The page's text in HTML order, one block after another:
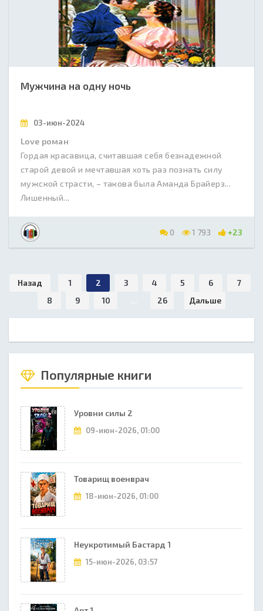
Мужчина на одну ночь
03-июн-2024
Love роман
Гордая красавица, считавшая себя безнадежной
старой девой и мечтавшая хоть раз познать силу
мужской страсти, – такова была Аманда Брайерз...
Лишенный...
0 1 793 +23
Назад 1 2 3 4 5 6
7
8
9 10 26 Дальше
Популярные книги
Уровни силы 2
09-июн-2026, 01:00
Товарищ военврач
18-июн-2026, 01:00
Неукротимый Бастард 1
15-июн-2026, 03:57